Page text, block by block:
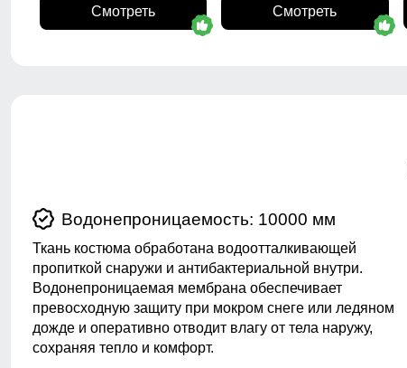
Смотреть Смотреть
Водонепроницаемость: 10000 мм
Ткань костюма обработана водоотталкивающей
пропиткой снаружи и антибактериальной внутри.
Водонепроницаемая мембрана обеспечивает
превосходную защиту при мокром снеге или ледяном
дожде и оперативно отводит влагу от тела наружу,
сохраняя тепло и комфорт.